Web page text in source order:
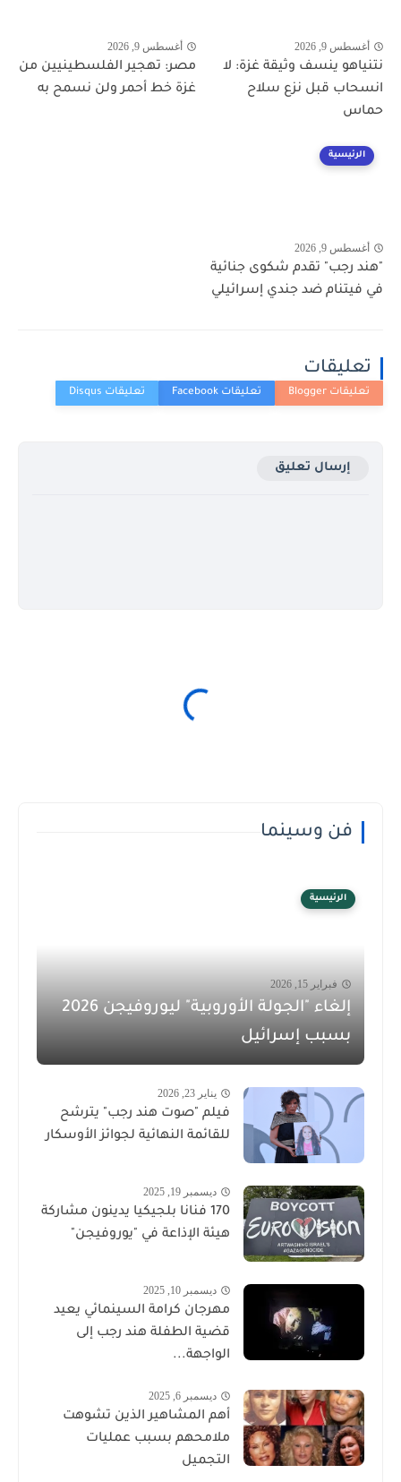
أغسطس 9, 2026
نتنياهو ينسف وثيقة غزة: لا
انسحاب قبل نزع سلاح
حماس
أغسطس 9, 2026
مصر: تهجير الفلسطينيين من
غزة خط أحمر ولن نسمح به
الرئيسية
أغسطس 9, 2026
"هند رجب" تقدم شكوى جنائية
في فيتنام ضد جندي إسرائيلي
تعليقات
إرسال تعليق
فن وسينما
الرئيسية
فبراير 15, 2026
إلغاء "الجولة الأوروبية" ليوروفيجن 2026
بسبب إسرائيل
يناير 23, 2026
فيلم "صوت هند رجب" يترشح
للقائمة النهائية لجوائز الأوسكار
ديسمبر 19, 2025
170 فنانا بلجيكيا يدينون مشاركة
هيئة الإذاعة في "يوروفيجن"
ديسمبر 10, 2025
مهرجان كرامة السينمائي يعيد
قضية الطفلة هند رجب إلى
الواجهة...
ديسمبر 6, 2025
أهم المشاهير الذين تشوهت
ملامحهم بسبب عمليات
التجميل